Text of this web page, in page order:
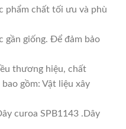
phẩm chất tối ưu và phù
gần giống. Để đảm bảo
thương hiệu, chất
gồm: Vật liệu xây
curoa SPB1143 .Dây